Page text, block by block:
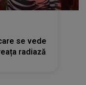
radiază